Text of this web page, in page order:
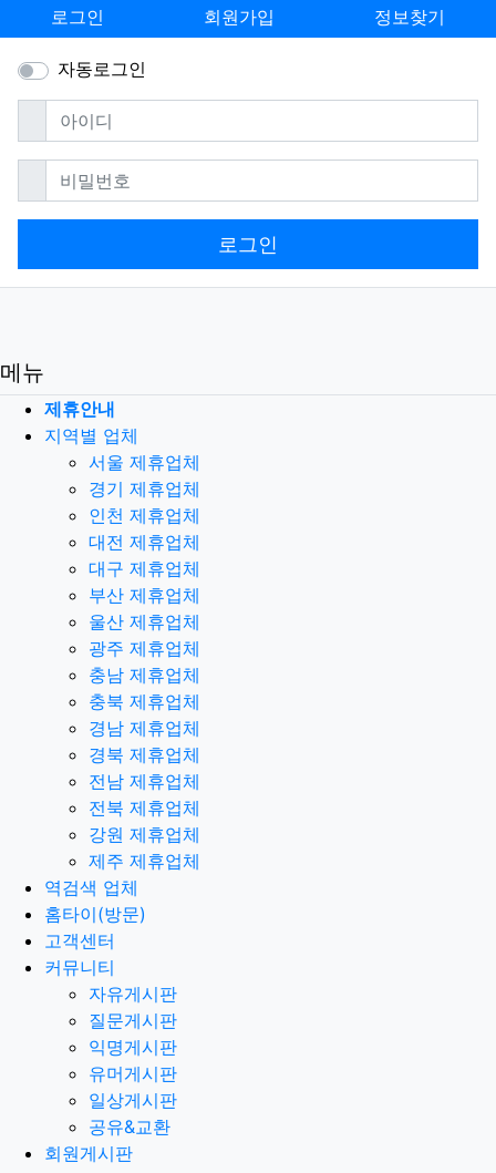
로그인 회원가입 정보찾기
자동로그인
아이디필수
비밀번호필수
로그인
메뉴
제휴안내
지역별 업체
서울 제휴업체
경기 제휴업체
인천 제휴업체
대전 제휴업체
대구 제휴업체
부산 제휴업체
울산 제휴업체
광주 제휴업체
충남 제휴업체
충북 제휴업체
경남 제휴업체
경북 제휴업체
전남 제휴업체
전북 제휴업체
강원 제휴업체
제주 제휴업체
역검색 업체
홈타이(방문)
고객센터
커뮤니티
자유게시판
질문게시판
익명게시판
유머게시판
일상게시판
공유&교환
회원게시판